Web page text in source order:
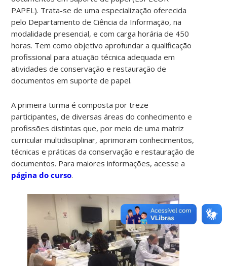
PAPEL). Trata-se de uma especialização oferecida
pelo Departamento de Ciência da Informação, na
modalidade presencial, e com carga horária de 450
horas. Tem como objetivo aprofundar a qualificação
profissional para atuação técnica adequada em
atividades de conservação e restauração de
documentos em suporte de papel.
A primeira turma é composta por treze
participantes, de diversas áreas do conhecimento e
profissões distintas que, por meio de uma matriz
curricular multidisciplinar, aprimoram conhecimentos,
técnicas e práticas da conservação e restauração de
documentos. Para maiores informações, acesse a
página do curso.